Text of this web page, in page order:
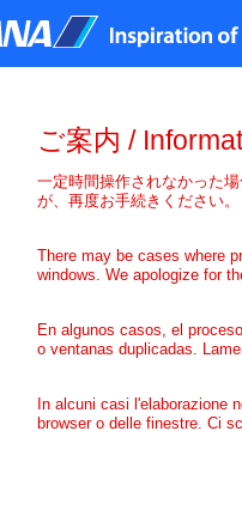
ご案内 /
一定時間操作されなかった
が、再度お手続きください。
There may be cases where
windows. We apologize for
En algunos casos, el
o ventanas duplicadas.
In alcuni casi l'elaborazione
browser o delle finestre. Ci